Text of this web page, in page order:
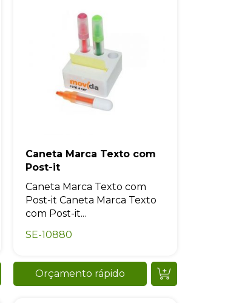
Caneta Marca Texto com
Post-it
Caneta Marca Texto com
Post-it Caneta Marca Texto
com Post-it...
SE-10880
Orçamento rápido